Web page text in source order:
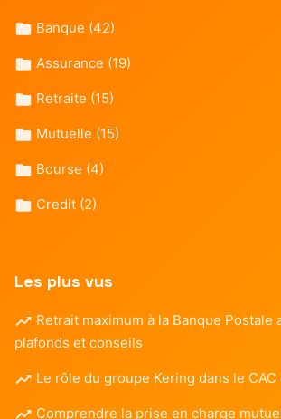
Banque (42)
Assurance (19)
Retraite (15)
Mutuelle (15)
Bourse (4)
Credit (2)
Les plus vus
Retrait maximum à la Banque Postale
plafonds et conseils
Le rôle du groupe Kering dans le
Comprendre la prise en charge